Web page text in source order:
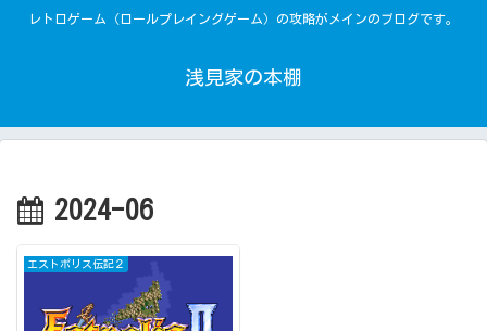
レトロゲーム（ロールプレイングゲーム）の攻略がメインのブログです。
浅見家の本棚
2024-06
エストポリス伝記２